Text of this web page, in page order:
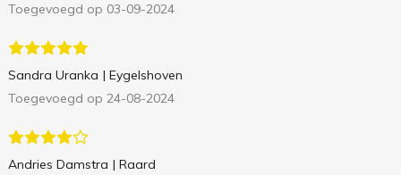
Toegevoegd op 03-09-2024
Sandra Uranka | Eygelshoven
Toegevoegd op 24-08-2024
Andries Damstra | Raard